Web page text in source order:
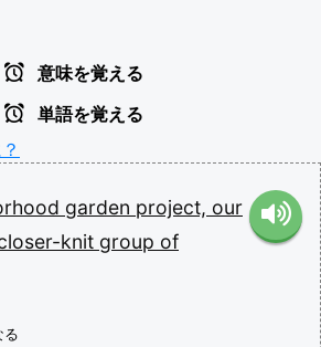
意味を覚える
単語を覚える
garden project, our
knit group of
る